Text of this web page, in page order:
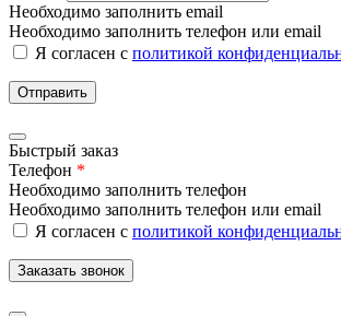
Необходимо заполнить email
Необходимо заполнить телефон или email
Я согласен с политикой
Отправить
Быстрый заказ
Телефон *
Необходимо заполнить телефон
Необходимо заполнить телефон или email
Я согласен с политикой
Заказать звонок